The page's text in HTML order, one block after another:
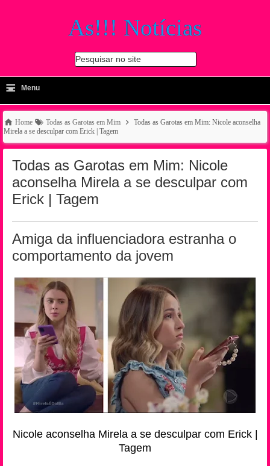
As!!! Notícias
Pesquisar no site
-
≡ Menu
Home Todas as Garotas em Mim
Todas as Garotas em Mim: Nicole aconselha
Mirela a se desculpar com Erick | Tagem
Todas as Garotas em Mim: Nicole
aconselha Mirela a se desculpar com
Erick | Tagem
Amiga da influenciadora estranha o
comportamento da jovem
Nicole aconselha Mirela a se desculpar com Erick |
Tagem